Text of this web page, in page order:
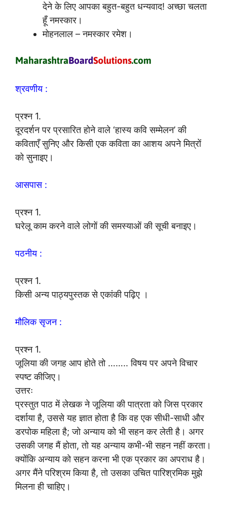
देने के लिए आपका बहुत-बहुत धन्यवाद! अच्छा चलता
हूँ नमस्कार।
मोहनलाल – नमस्कार रमेश।
श्रवणीय :
प्रश्न 1.
दूरदर्शन पर प्रसारित होने वाले ‘हास्य कवि सम्मेलन’ की
कविताएँ सुनिए और किसी एक कविता का आशय अपने मित्रों
को सुनाइए।
आसपास :
प्रश्न 1.
घरेलू काम करने वाले लोगों की समस्याओं की सूची बनाइए।
पठनीय :
प्रश्न 1.
किसी अन्य पाठ्यपुस्तक से एकांकी पढ़िए ।
मौलिक सृजन :
प्रश्न 1.
जूलिया की जगह आप होते तो …….. विषय पर अपने विचार
स्पष्ट कीजिए।
उत्तरः
प्रस्तुत पाठ में लेखक ने जूलिया की पात्रता को जिस प्रकार
दर्शाया है, उससे यह ज्ञात होता है कि वह एक सीधी-साधी और
डरपोक महिला है; जो अन्याय को भी सहन कर लेती है। अगर
उसकी जगह मैं होता, तो यह अन्याय कभी-भी सहन नहीं करता।
क्योंकि अन्याय को सहन करना भी एक प्रकार का अपराध है।
अगर मैंने परिश्रम किया है, तो उसका उचित पारिश्रमिक मुझे
मिलना ही चाहिए।